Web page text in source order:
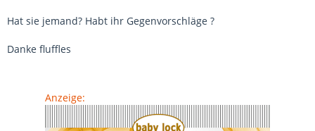
Hat sie jemand? Habt ihr Gegenvorschläge ?
Danke fluffles
Anzeige: